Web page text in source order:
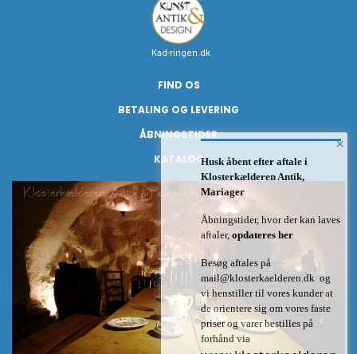
Kad-ringen.dk
FIND OS
BETALING OG LEVERING
ÅBNINGSTIDER
KATALOG
×
Husk åbent efter aftale i
Klosterkælderen Antik,
Mariager
Åbningstider, hvor der kan laves
aftaler, opdateres her
Besøg aftales på
mail@klosterkaelderen.dk og
vi henstiller til vores kunder at
de orientere sig om vores faste
priser og varer bestilles på
forhånd via